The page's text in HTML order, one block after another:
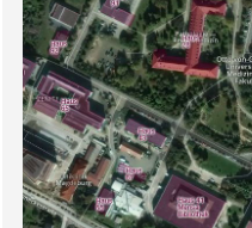
Sicherheitsabfrage: